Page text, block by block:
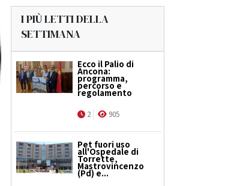
I PIÙ LETTI DELLA
SETTIMANA
Ecco il Palio di
Ancona:
programma,
percorso e
regolamento
2 905
Pet fuori uso
all'Ospedale di
Torrette,
Mastrovincenzo
(Pd) e...